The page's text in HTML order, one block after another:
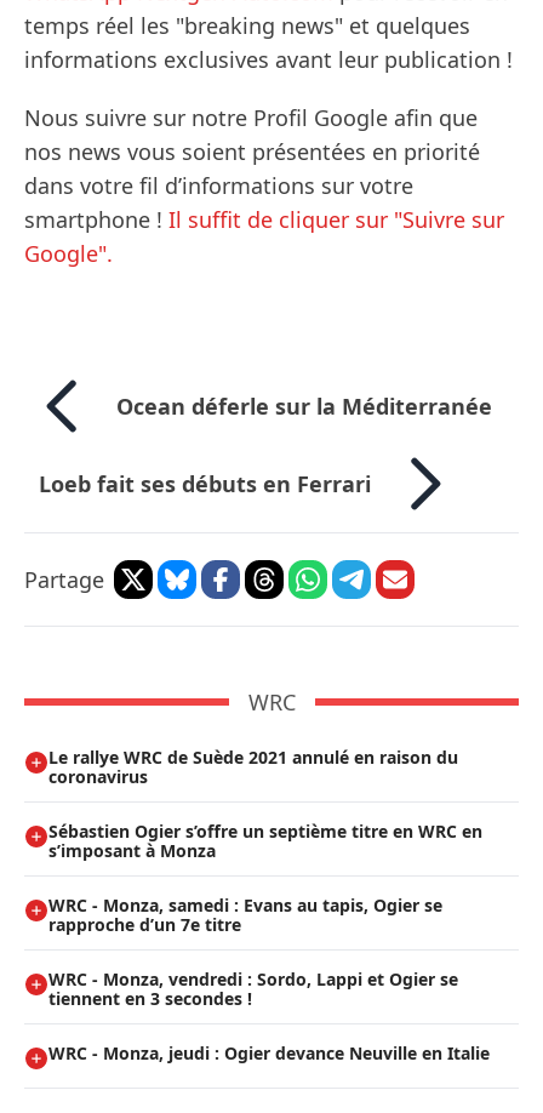
temps réel les "breaking news" et quelques
informations exclusives avant leur publication !
Nous suivre sur notre Profil Google afin que
nos news vous soient présentées en priorité
dans votre fil d’informations sur votre
smartphone ! Il suffit de cliquer sur "Suivre sur
Google".
Ocean déferle sur la Méditerranée
Loeb fait ses débuts en Ferrari
Partage
WRC
Le rallye WRC de Suède 2021 annulé en raison du
coronavirus
Sébastien Ogier s’offre un septième titre en WRC en
s’imposant à Monza
WRC - Monza, samedi : Evans au tapis, Ogier se
rapproche d’un 7e titre
WRC - Monza, vendredi : Sordo, Lappi et Ogier se
tiennent en 3 secondes !
WRC - Monza, jeudi : Ogier devance Neuville en Italie